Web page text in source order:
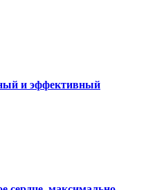
и эффективный